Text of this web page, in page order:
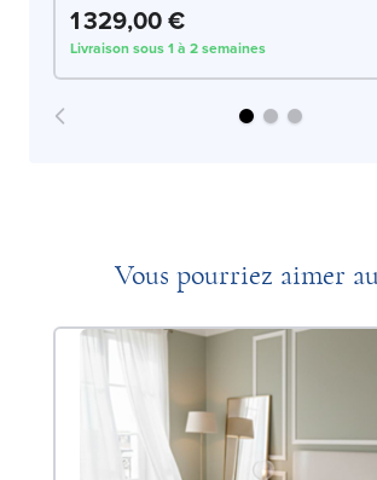
1 329,00 €
Livraison sous 1 à 2 semaines
Vous pourriez aimer